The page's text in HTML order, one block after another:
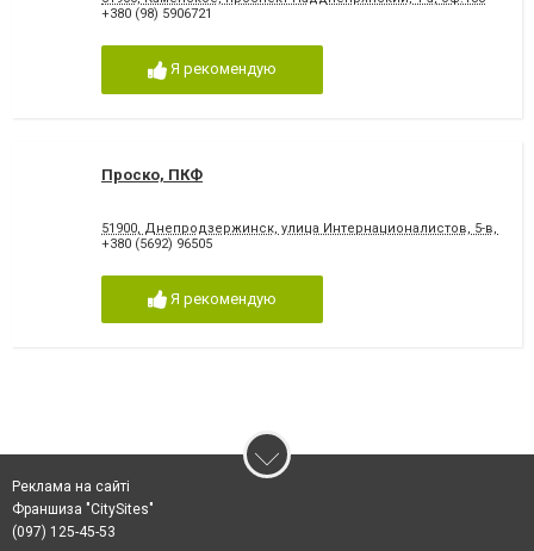
+380 (98) 5906721
Я рекомендую
Проско, ПКФ
51900, Днепродзержинск, улица Интернационалистов, 5-в, оф.
+380 (5692) 96505
Я рекомендую
Реклама на сайті
Франшиза "CitySites"
(097) 125-45-53